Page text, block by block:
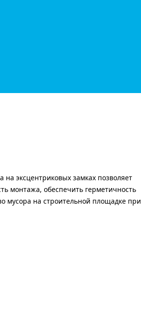
эксцентриковых замках позволяет
монтажа, обеспечить герметичность
мусора на строительной площадке при